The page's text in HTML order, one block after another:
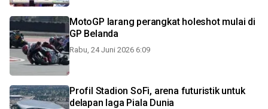
MotoGP larang perangkat holeshot mulai di
GP Belanda
Rabu, 24 Juni 2026 6:09
Profil Stadion SoFi, arena futuristik untuk
delapan laga Piala Dunia